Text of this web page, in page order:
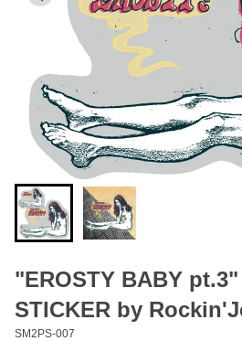
"EROSTY BABY
STICKER by
SM2PS-007